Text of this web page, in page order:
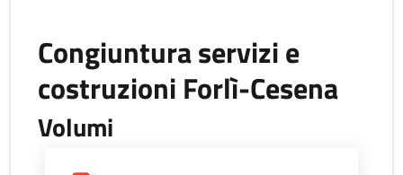
Congiuntura servizi e
costruzioni Forlì-Cesena
Volumi